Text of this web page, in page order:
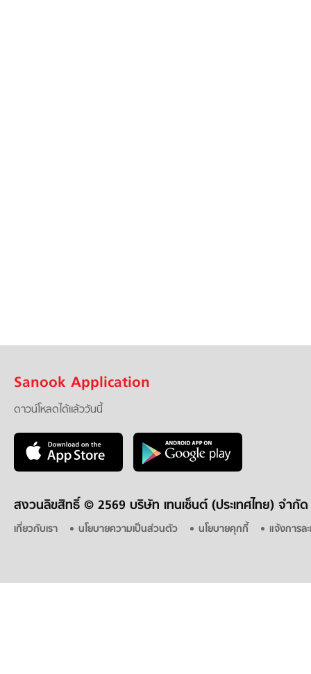
Sanook Application
ดาวน์โหลดได้แล้ววันนี้
สงวนลิขสิทธิ์ © 2569 บริษัท เทนเซ็นต์ (ประเทศไทย) จำกัด
เกี่ยวกับเรา นโยบายความเป็นส่วนตัว นโยบายคุกกี้ แจ้งการล